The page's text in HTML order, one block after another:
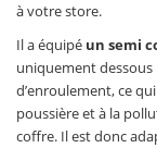
à votre store.
Il a équipé un semi
uniquement
d’enroulement, ce
poussière et à la
coffre. Il est donc